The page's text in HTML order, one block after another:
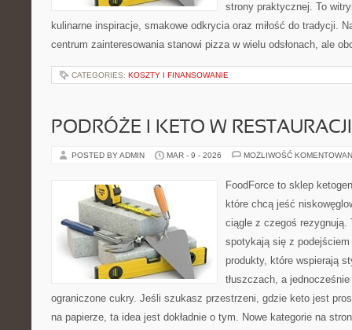
strony praktycznej. To
kulinarne inspiracje, smakowe odkrycia oraz miłość do tradycji.
centrum zainteresowania stanowi pizza w wielu odsłonach, ale
CATEGORIES: KOSZTY I FINANSOWANIE
PODRÓŻE I KETO W RESTAURACJI
POSTED BY ADMIN MAR - 9 - 2026 MOŻLIWOŚĆ
FoodForce to sklep
które chcą jeść
ciągle z czegoś
spotykają się z
produkty, które wspierają
tłuszczach, a
ograniczone cukry. Jeśli szukasz przestrzeni, gdzie keto jest
na papierze, ta idea jest dokładnie o tym. Nowe kategorie na